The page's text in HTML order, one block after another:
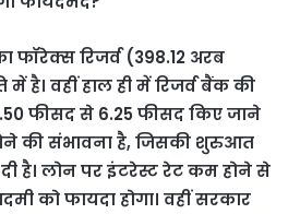
फॉरेक्स रिजर्व (398.12 अरब
है। वहीं हाल ही में रिजर्व बैंक की
फीसद से 6.25 फीसद किए जाने
की संभावना है, जिसकी शुरुआत
है। लोन पर इंटरेस्ट रेट कम होने से
को फायदा होगा। वहीं सरकार